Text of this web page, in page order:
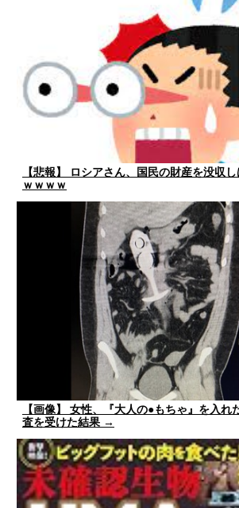
【悲報】 ロシアさん、国民の財産を没収
ｗｗｗｗ
【画像】 女性、『大人の●もちゃ』を入れ
査を受けた結果 →